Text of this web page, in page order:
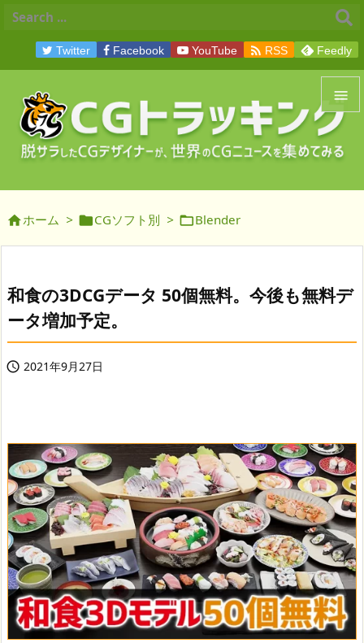


メニュ
前へ
次へ
Twitter Facebook YouTube  RSS Feedly
ホーム > CGソフト別 > Blender
和食の3DCGデータ 50個無料。今後も無料デ
ータ増加予定。
 2021年9月27日